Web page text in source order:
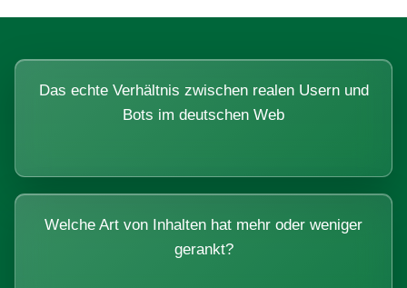
Das echte Verhältnis zwischen realen Usern und
Bots im deutschen Web
Welche Art von Inhalten hat mehr oder weniger
gerankt?